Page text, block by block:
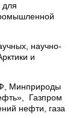
для
научно-
и
Минприроды
Газпром
нефти, газа